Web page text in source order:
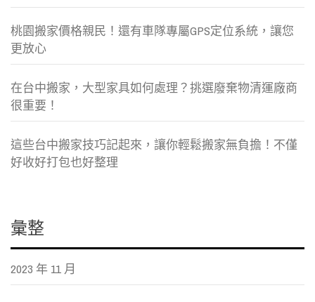
桃園搬家價格親民！還有車隊專屬GPS定位系統，讓您
更放心
在台中搬家，大型家具如何處理？挑選廢棄物清運廠商
很重要！
這些台中搬家技巧記起來，讓你輕鬆搬家無負擔！不僅
好收好打包也好整理
彙整
2023 年 11 月